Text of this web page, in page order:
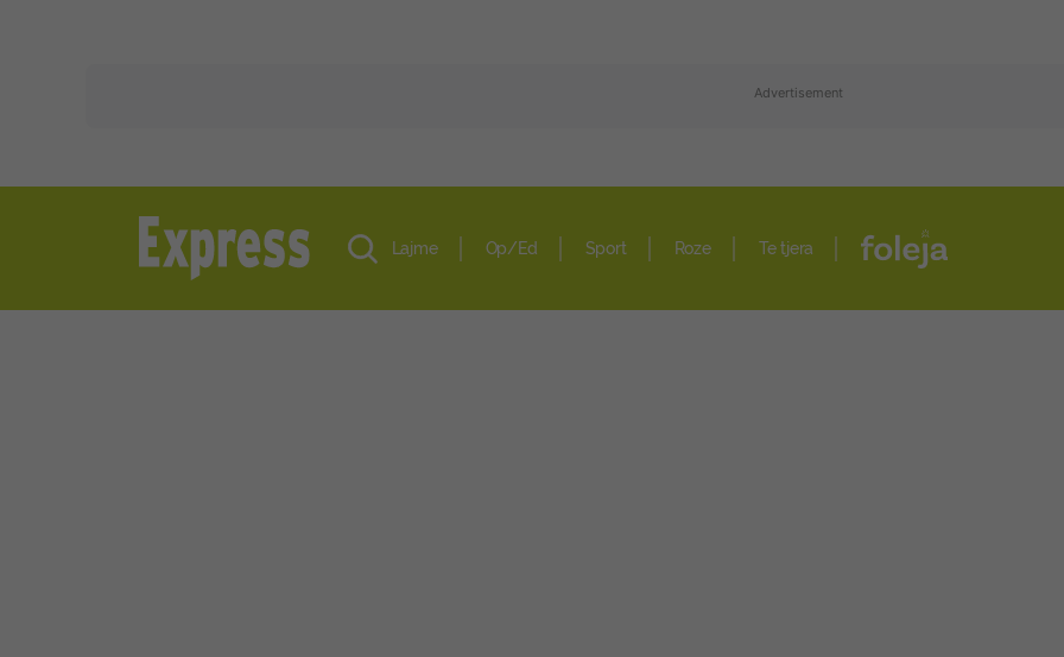
Advertisement
Lajme Op/Ed Sport Roze Te tjera